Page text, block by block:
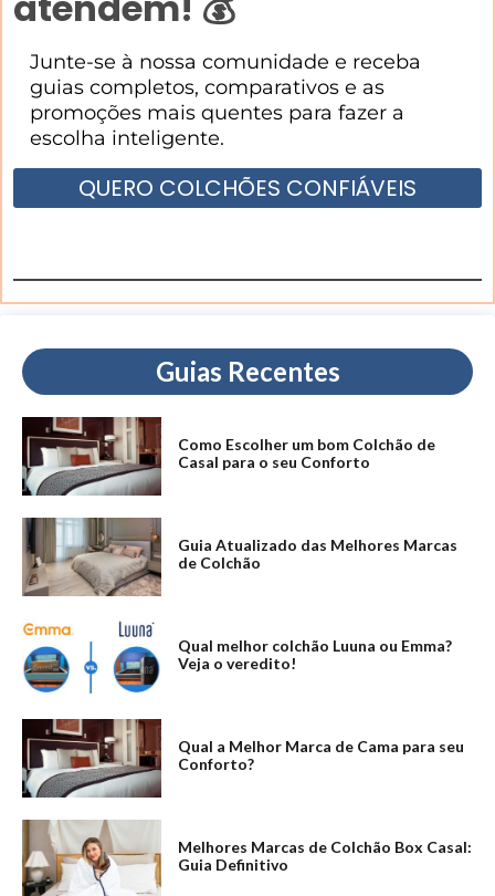
Guias Recentes
Como Escolher um bom Colchão de
Casal para o seu Conforto
Guia Atualizado das Melhores Marcas
de Colchão
Qual melhor colchão Luuna ou Emma?
Veja o veredito!
Qual a Melhor Marca de Cama para seu
Conforto?
Melhores Marcas de Colchão Box Casal:
Guia Definitivo